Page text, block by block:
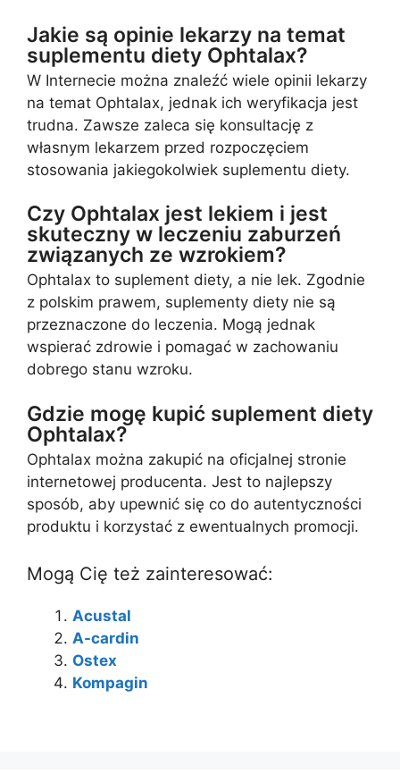
Jakie są opinie lekarzy na temat
suplementu diety Ophtalax?
W Internecie można znaleźć wiele opinii lekarzy
na temat Ophtalax, jednak ich weryfikacja jest
trudna. Zawsze zaleca się konsultację z
własnym lekarzem przed rozpoczęciem
stosowania jakiegokolwiek suplementu diety.
Czy Ophtalax jest lekiem i jest
skuteczny w leczeniu zaburzeń
związanych ze wzrokiem?
Ophtalax to suplement diety, a nie lek. Zgodnie
z polskim prawem, suplementy diety nie są
przeznaczone do leczenia. Mogą jednak
wspierać zdrowie i pomagać w zachowaniu
dobrego stanu wzroku.
Gdzie mogę kupić suplement diety
Ophtalax?
Ophtalax można zakupić na oficjalnej stronie
internetowej producenta. Jest to najlepszy
sposób, aby upewnić się co do autentyczności
produktu i korzystać z ewentualnych promocji.
Mogą Cię też zainteresować:
Acustal
A-cardin
Ostex
Kompagin